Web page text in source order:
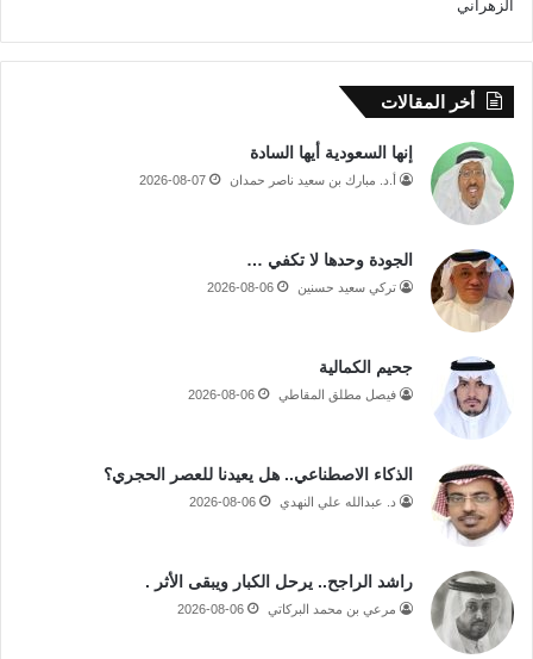
أخر المقالات
إنها السعودية أيها السادة
أ.د. مبارك بن سعيد ناصر حمدان 2026-08-07
الجودة وحدها لا تكفي …
تركي سعيد حسنين 2026-08-06
جحيم الكمالية
فيصل مطلق المقاطي 2026-08-06
الذكاء الاصطناعي.. هل يعيدنا للعصر الحجري؟
د. عبدالله علي النهدي 2026-08-06
راشد الراجح.. يرحل الكبار ويبقى الأثر .
مرعي بن محمد البركاتي 2026-08-06